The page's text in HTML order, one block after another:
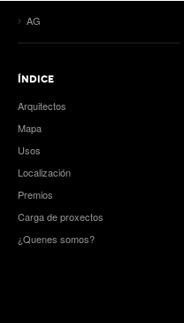
AG
ÍNDICE
Arquitectos
Mapa
Usos
Localización
Premios
Carga de proxectos
¿Quenes somos?